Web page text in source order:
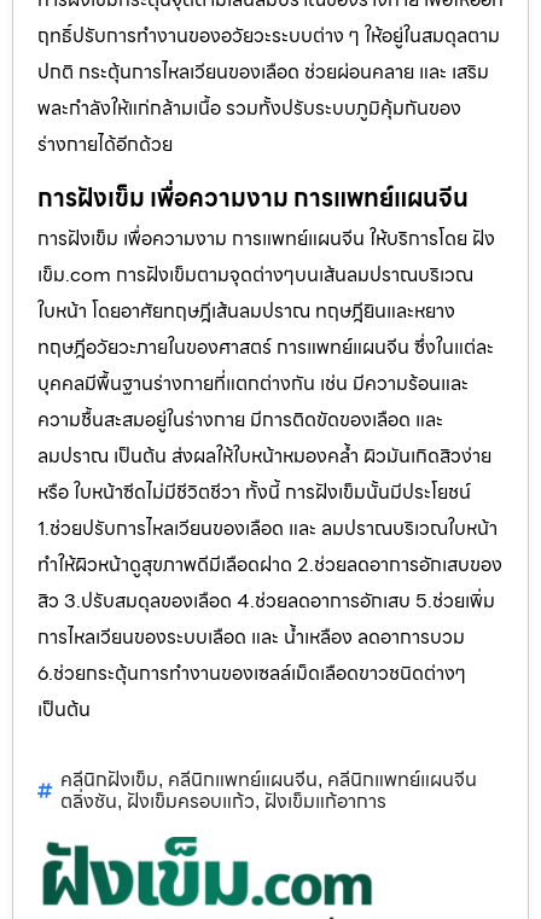
ฤทธิ์ปรับการทำงานของอวัยวะระบบต่าง ๆ ให้อยู่ในสมดุลตาม
ปกติ กระตุ้นการไหลเวียนของเลือด ช่วยผ่อนคลาย และ เสริม
พละกำลังให้แก่กล้ามเนื้อ รวมทั้งปรับระบบภูมิคุ้มกันของ
ร่างกายได้อีกด้วย
การฝังเข็ม เพื่อความงาม การแพทย์แผนจีน
การฝังเข็ม เพื่อความงาม การแพทย์แผนจีน ให้บริการโดย ฝัง
เข็ม.com การฝังเข็มตามจุดต่างๆบนเส้นลมปราณบริเวณ
ใบหน้า โดยอาศัยทฤษฎีเส้นลมปราณ ทฤษฎียินและหยาง
ทฤษฎีอวัยวะภายในของศาสตร์ การแพทย์แผนจีน ซึ่งในแต่ละ
บุคคลมีพื้นฐานร่างกายที่แตกต่างกัน เช่น มีความร้อนและ
ความชื้นสะสมอยู่ในร่างกาย มีการติดขัดของเลือด และ
ลมปราณ เป็นต้น ส่งผลให้ใบหน้าหมองคล้ำ ผิวมันเกิดสิวง่าย
หรือ ใบหน้าซีดไม่มีชีวิตชีวา ทั้งนี้ การฝังเข็มนั้นมีประโยชน์
1.ช่วยปรับการไหลเวียนของเลือด และ ลมปราณบริเวณใบหน้า
ทำให้ผิวหน้าดูสุขภาพดีมีเลือดฝาด 2.ช่วยลดอาการอักเสบของ
สิว 3.ปรับสมดุลของเลือด 4.ช่วยลดอาการอักเสบ 5.ช่วยเพิ่ม
การไหลเวียนของระบบเลือด และ น้ำเหลือง ลดอาการบวม
6.ช่วยกระตุ้นการทำงานของเซลล์เม็ดเลือดขาวชนิดต่างๆ
เป็นต้น
คลีนิกฝังเข็ม, คลีนิกแพทย์แผนจีน, คลีนิกแพทย์แผนจีน
ตลิ่งชัน, ฝังเข็มครอบแก้ว, ฝังเข็มแก้อาการ